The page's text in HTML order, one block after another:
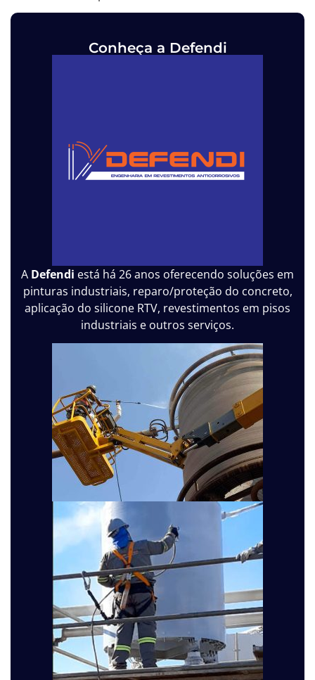
Conheça a Defendi
A Defendi está há 26 anos oferecendo soluções em
pinturas industriais, reparo/proteção do concreto,
aplicação do silicone RTV, revestimentos em pisos
industriais e outros serviços.